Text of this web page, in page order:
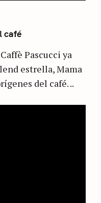
café
Pascucci ya
estrella, Mama
del café. ..